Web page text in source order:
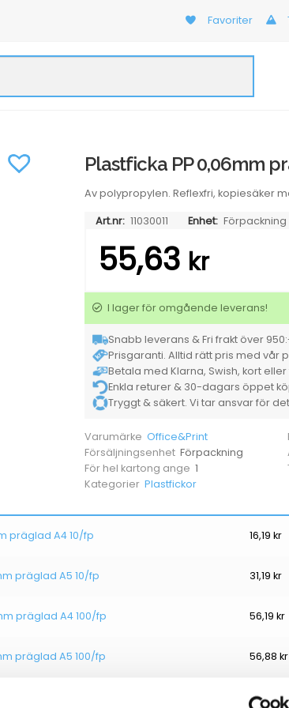
Favoriter
Plastficka PP 0,06mm
Av polypropylen. Reflexfri, kopiesäker
Art.nr: 11030011 Enhet: Förpackning
55,63 kr
I lager för omgående leverans!
Snabb leverans & Fri frakt över
Prisgaranti. Alltid rätt pris med vår
Betala med Klarna, Swish, kort eller
Enkla returer & 30-dagars öppet
Tryggt & säkert. Vi tar ansvar för
Varumärke Office&Print
Försäljningsenhet Förpackning
För hel kartong ange 1
Kategorier Plastfickor
präglad A4 10/fp 16,19 kr
präglad A5 10/fp 31,19 kr
präglad A4 100/fp 56,19 kr
präglad A5 100/fp 56,88 kr
62,44kr